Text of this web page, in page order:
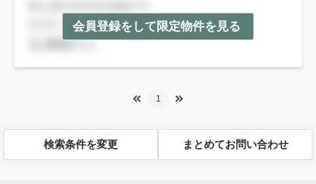
会員登録をして限定物件を見る
1
検索条件を変更 まとめてお問い合わせ